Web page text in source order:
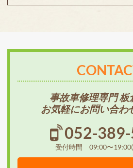
事故車修理専門 板
お気軽にお問い合わ
052-
受付時間 09:00〜